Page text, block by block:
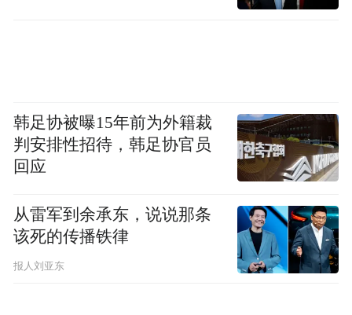
韩足协被曝15年前为外籍裁
判安排性招待，韩足协官员
回应
从雷军到余承东，说说那条
该死的传播铁律
报人刘亚东